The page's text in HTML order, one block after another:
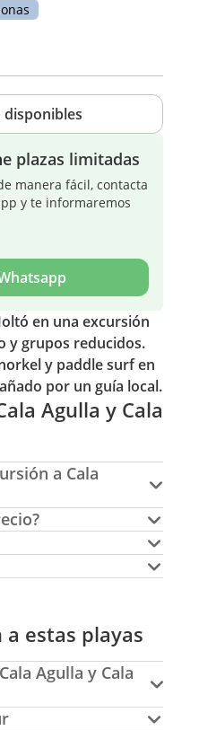
plazas limitadas
manera fácil, contacta
y te informaremos
en una excursión
y grupos reducidos.
y paddle surf en
por un guía local.
Agulla y Cala
a Cala
estas playas
Agulla y Cala